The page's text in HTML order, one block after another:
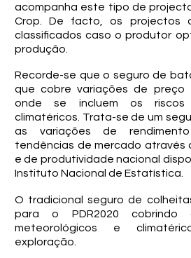
acompanha este tipo de
Crop. De facto, os projectos
classificados caso o produtor
produção.
Recorde-se que o seguro de
que cobre variações de preço
onde se incluem os riscos
climatéricos. Trata-se de um
as variações de
tendências de mercado através
e de produtividade nacional
Instituto Nacional de Estatística.
O tradicional seguro de
para o PDR2020 cobrindo
meteorológicos e
exploração.